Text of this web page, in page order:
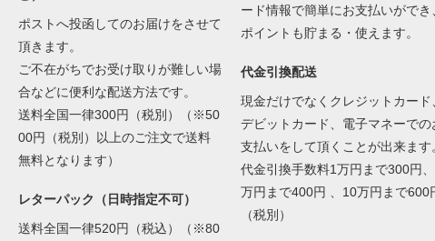
ポストへ投函してのお届けをさせて
頂きます。
ご不在がちでお受け取りが難しい場
合などに便利な配送方法です。
送料全国一律300円（税別）（※50
00円（税別）以上のご注文で送料
無料となります）
レターパック（日時指定不可）
送料全国一律520円（税込）（※80
ード情報で簡単にお支払いができ
ポイントも貯まる・使えます。
代金引換配送
現金だけでなくクレジットカード
デビットカード、電子マネーでの
支払いをして頂くことが出来ます
代金引換手数料1万円まで300円
万円まで400円 、10万円まで600
（税別）